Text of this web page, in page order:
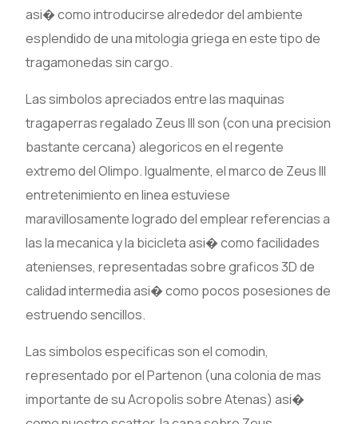
asi� como introducirse alrededor del ambiente
esplendido de una mitologia griega en este tipo de
tragamonedas sin cargo.
Las simbolos apreciados entre las maquinas
tragaperras regalado Zeus III son (con una precision
bastante cercana) alegoricos en el regente
extremo del Olimpo. Igualmente, el marco de Zeus III
entretenimiento en linea estuviese
maravillosamente logrado del emplear referencias a
las la mecanica y la bicicleta asi� como facilidades
atenienses, representadas sobre graficos 3D de
calidad intermedia asi� como pocos posesiones de
estruendo sencillos.
Las simbolos especificas son el comodin,
representado por el Partenon (una colonia de mas
importante de su Acropolis sobre Atenas) asi�